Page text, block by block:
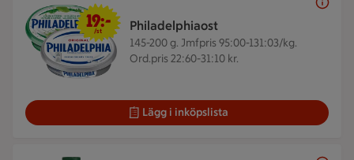
Philadelphiaost
145-200 g. Jmfpris 95:00-131:03/kg.
Ord.pris 22:60-31:10 kr.
19 kr/st
19:-
/st
Lägg i inköpslista